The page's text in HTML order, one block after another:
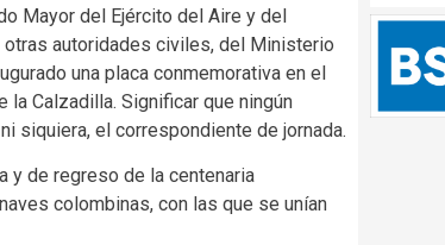
Mayor del Ejército del Aire y del
otras autoridades civiles, del Ministerio
una placa conmemorativa en el
la Calzadilla. Significar que ningún
siquiera, el correspondiente de jornada.
y de regreso de la centenaria
colombinas, con las que se unían